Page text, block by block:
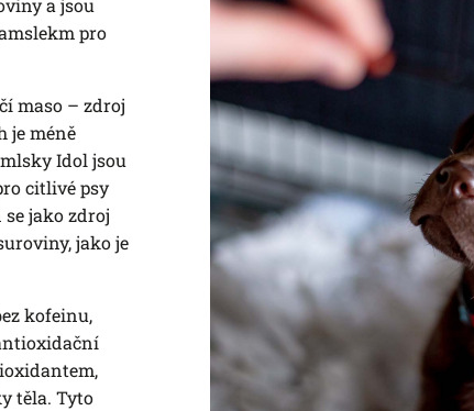
a jsou
pro
maso – zdroj
je méně
Idol jsou
citlivé psy
jako zdroj
jako je
kofeinu,
těla. Tyto